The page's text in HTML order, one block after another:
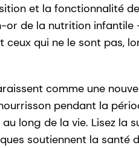
et la fonctionnalité
or de la nutrition infantile
qui ne le sont pas,
comme une
pendant la
long de la vie. Lisez la
soutiennent la santé